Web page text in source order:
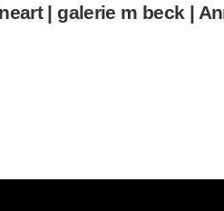
| galerie m beck |